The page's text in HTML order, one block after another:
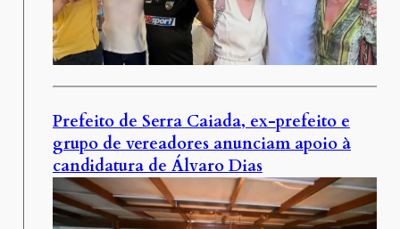
Prefeito de Serra Caiada, ex-prefeito e
grupo de vereadores anunciam apoio à
candidatura de Álvaro Dias